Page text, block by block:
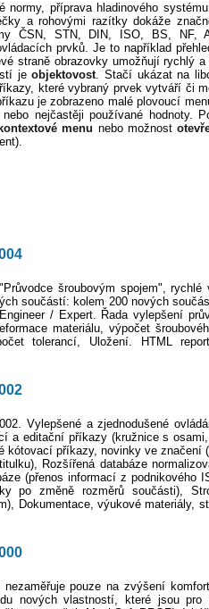
normy, příprava hladinového
a rohovými razítky dokáže
ČSN, STN, DIN, ISO, BS, NF,
prvků. Je to například
straně obrazovky umožňují rychlý
jeobjektovost. Stačí ukázat na
které vybraný prvek vytváří či
je zobrazeno malé plovoucí
nejčastěji používané hodnoty.
kontextové menu nebo možnost
šroubovým spojem",
součástí: kolem 200 nových
/ Expert. Řada vylepšení
materiálu, výpočet
tolerancí, Uložení. HTML
Vylepšené a zjednodušené
a editační příkazy (kružnice s
kótovací příkazy, novinky ve
Rozšířená databáze
(přenos informací z podnikového
po změně rozměrů součásti),
Dokumentace, výukové materiály,
nezaměřuje pouze na zvýšení
nových vlastností, které jsou pro